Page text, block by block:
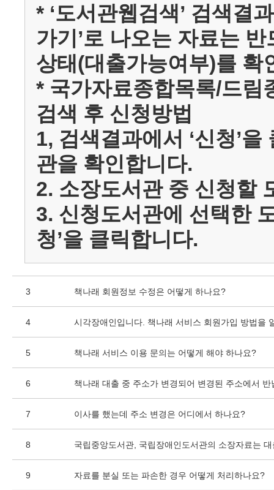
* ‘도서관웹검색’ 검색결
가기’로 나오는 자료는
상태(대출가능여부)를 확
* 국가자료종합목록/드림
검색 후 신청방법
1, 검색결과에서 ‘신청’
관을 확인합니다.
2. 소장도서관 중 신청할
3. 신청도서관에 선택한
청’을 클릭합니다.
3 책나래 회원정보 수정은 어떻게 하나요?
4 시각장애인입니다. 책나래 서비스 회원가입 방법을
5 책나래 서비스 이용 문의는 어떻게 해야 하나요?
6 책나래 대출 중 주소가 변경되어 변경된 주소에서
7 이사를 했는데 주소 변경은 어디에서 하나요?
8 국립중앙도서관, 국립장애인도서관의 소장자료는
9 자료를 분실 또는 파손한 경우 어떻게 처리하나요?